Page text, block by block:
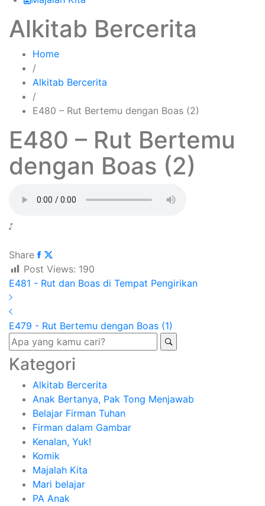
Alkitab Bercerita
Home
/
Alkitab Bercerita
/
E480 – Rut Bertemu dengan Boas (2)
E480 – Rut Bertemu
dengan Boas (2)
Share
Post Views: 190
E481 - Rut dan Boas di Tempat Pengirikan
E479 - Rut Bertemu dengan Boas (1)
Kategori
Alkitab Bercerita
Anak Bertanya, Pak Tong Menjawab
Belajar Firman Tuhan
Firman dalam Gambar
Kenalan, Yuk!
Komik
Majalah Kita
Mari belajar
PA Anak